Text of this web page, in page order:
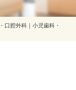
口腔外科｜小児歯科・